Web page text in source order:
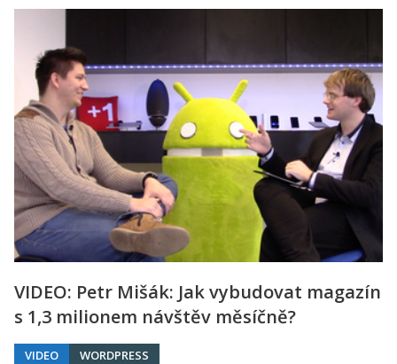
VIDEO: Petr Mišák: Jak vybudovat magazín
s 1,3 milionem návštěv měsíčně?
VIDEO WORDPRESS